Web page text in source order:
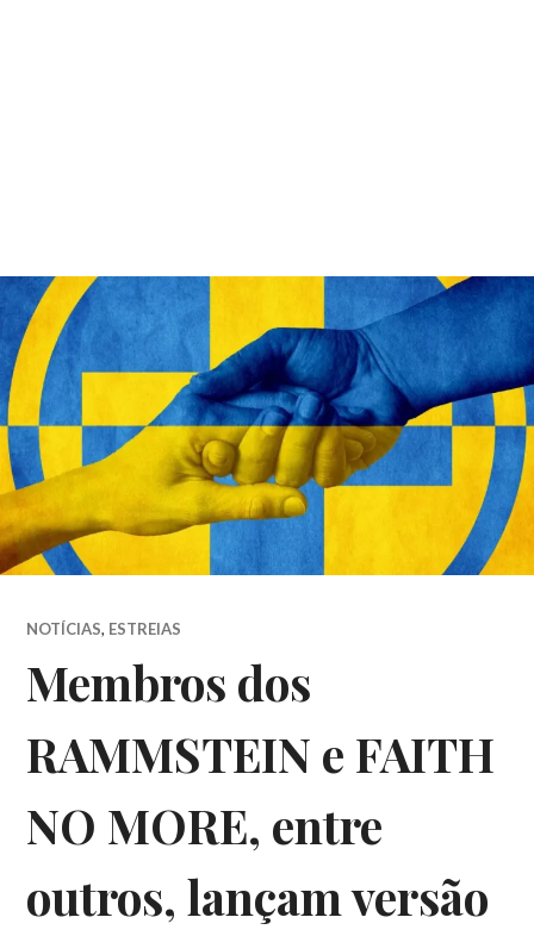
NOTÍCIAS, ESTREIAS
Membros dos
RAMMSTEIN e FAITH
NO MORE, entre
outros, lançam versão